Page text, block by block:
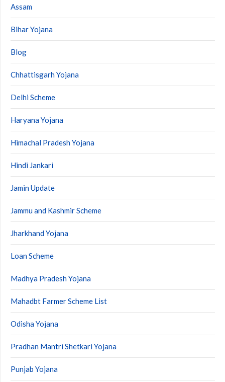
Assam
Bihar Yojana
Blog
Chhattisgarh Yojana
Delhi Scheme
Haryana Yojana
Himachal Pradesh Yojana
Hindi Jankari
Jamin Update
Jammu and Kashmir Scheme
Jharkhand Yojana
Loan Scheme
Madhya Pradesh Yojana
Mahadbt Farmer Scheme List
Odisha Yojana
Pradhan Mantri Shetkari Yojana
Punjab Yojana